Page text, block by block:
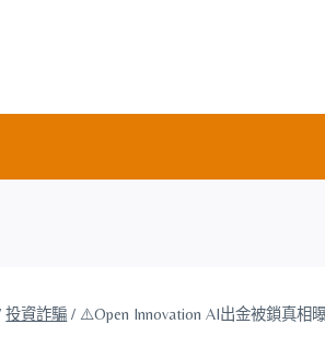
投資詐騙 / ⚠️Open Innovation AI出金被鎖真相